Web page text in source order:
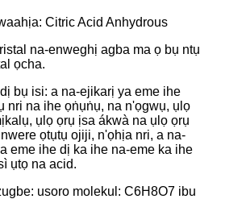
Citric Acid Anhydrous
na-enweghị agba ma ọ bụ ntụ
ọcha.
bụ isi: a na-ejikarị ya eme ihe
nri na ihe ọṅụṅụ, na n'ọgwụ, ụlọ
ụlọ ọrụ ịsa ákwà na ụlọ ọrụ
ọtụtụ ojiji, n'ọhịa nri, a na-
eme ihe dị ka ihe na-eme ka ihe
ụtọ na acid.
usoro molekul: C6H8O7 ibu